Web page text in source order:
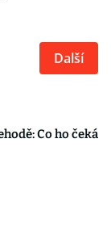
Další
Co ho čeká